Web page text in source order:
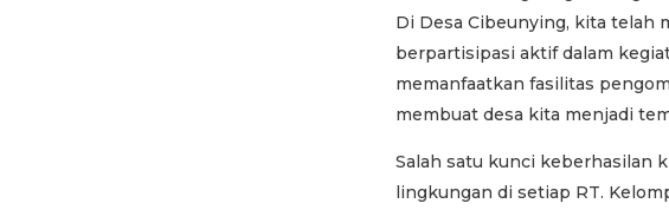
Di Desa Cibeunying, kita telah
berpartisipasi aktif dalam
memanfaatkan fasilitas
membuat desa kita menjadi
Salah satu kunci keberhasilan
lingkungan di setiap RT.